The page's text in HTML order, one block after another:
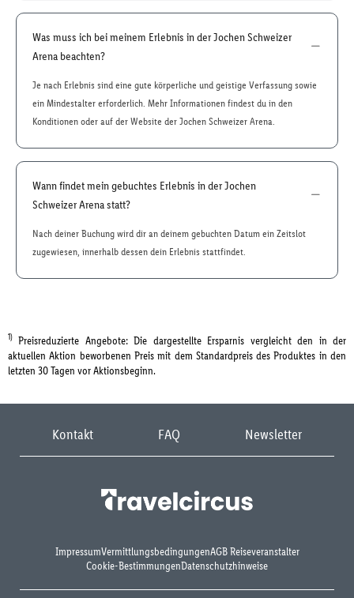
Was muss ich bei meinem Erlebnis in der Jochen Schweizer
Arena beachten?
Je nach Erlebnis sind eine gute körperliche und geistige Verfassung sowie
ein Mindestalter erforderlich. Mehr Informationen findest du in den
Konditionen oder auf der Website der Jochen Schweizer Arena.
Wann findet mein gebuchtes Erlebnis in der Jochen
Schweizer Arena statt?
Nach deiner Buchung wird dir an deinem gebuchten Datum ein Zeitslot
zugewiesen, innerhalb dessen dein Erlebnis stattfindet.
1) Preisreduzierte Angebote: Die dargestellte Ersparnis vergleicht den in der
aktuellen Aktion beworbenen Preis mit dem Standardpreis des Produktes in den
letzten 30 Tagen vor Aktionsbeginn.
Kontakt FAQ Newsletter
ImpressumVermittlungsbedingungenAGB Reiseveranstalter
Cookie-BestimmungenDatenschutzhinweise